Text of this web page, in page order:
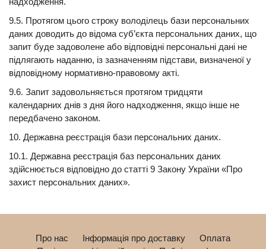
9.5. Протягом цього строку володілець бази персональних
даних доводить до відома суб’єкта персональних даних, що
запит буде задоволене або відповідні персональні дані не
підлягають наданню, із зазначенням підстави, визначеної у
відповідному нормативно-правовому акті.
9.6. Запит задовольняється протягом тридцяти
календарних днів з дня його надходження, якщо інше не
передбачено законом.
10. Державна реєстрація бази персональних даних.
10.1. Державна реєстрація баз персональних даних
здійснюється відповідно до статті 9 Закону України «Про
захист персональних даних».
Про нас Інформація про доставку
Оплата